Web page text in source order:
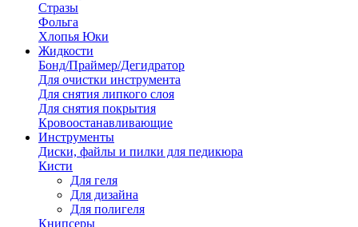
Стразы
Фольга
Хлопья Юки
Жидкости
Бонд/Праймер/Дегидратор
Для очистки инструмента
Для снятия липкого слоя
Для снятия покрытия
Кровоостанавливающие
Инструменты
Диски, файлы и пилки для педикюра
Кисти
Для геля
Для дизайна
Для полигеля
Книпсеры